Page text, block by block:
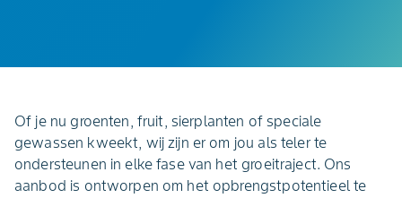
Of je nu groenten, fruit, sierplanten of speciale
gewassen kweekt, wij zijn er om jou als teler te
ondersteunen in elke fase van het groeitraject. Ons
aanbod is ontworpen om het opbrengstpotentieel te